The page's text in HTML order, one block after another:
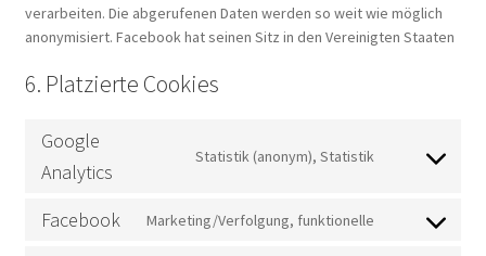
verarbeiten. Die abgerufenen Daten werden so weit wie möglich
anonymisiert. Facebook hat seinen Sitz in den Vereinigten Staaten
6. Platzierte Cookies
Google
Analytics
Statistik (anonym), Statistik
Consent
service
Facebook Marketing/Verfolgung, funktionelle
Consent